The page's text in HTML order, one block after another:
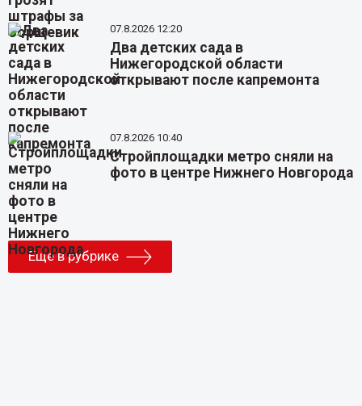
07.8.2026 12:20
Два детских сада в
Нижегородской области
открывают после капремонта
07.8.2026 10:40
Стройплощадки метро сняли на
фото в центре Нижнего Новгорода
Еще в рубрике